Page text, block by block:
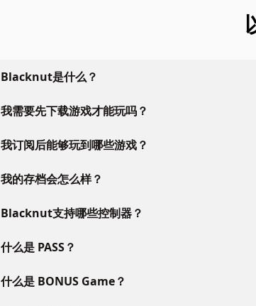
Blacknut是什么？
我需要先下载游戏才能玩吗？
我订阅后能够玩到哪些游戏？
我的存档会怎么样？
Blacknut支持哪些控制器？
什么是 PASS？
什么是 BONUS Game？